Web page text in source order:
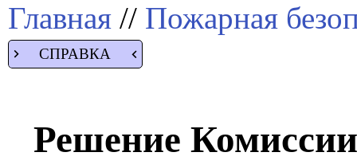
Главная // Пожарная
СПРАВКА
Решение